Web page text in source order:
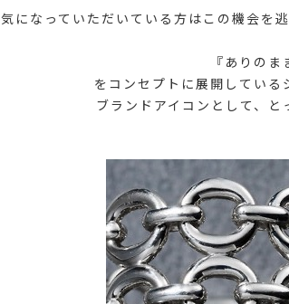
気になっていただいている方はこの機会を
『ありのま
をコンセプトに展開している
ブランドアイコンとして、と